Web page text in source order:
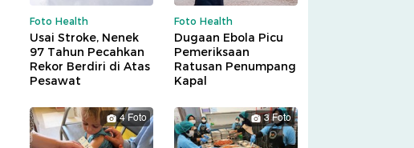
Foto Health
Usai Stroke, Nenek
97 Tahun Pecahkan
Rekor Berdiri di Atas
Pesawat
Foto Health
Dugaan Ebola Picu
Pemeriksaan
Ratusan Penumpang
Kapal
4 Foto 3 Foto